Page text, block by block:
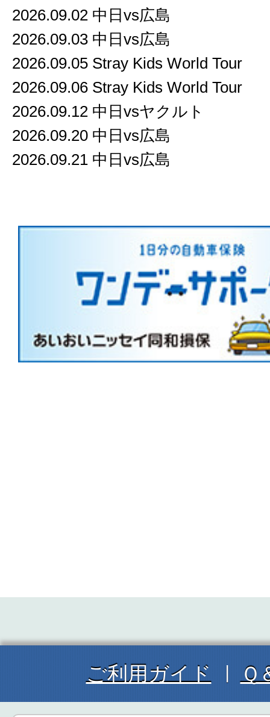
2026.09.02 中日vs広島
2026.09.03 中日vs広島
2026.09.05 Stray Kids World Tour
2026.09.06 Stray Kids World Tour
2026.09.12 中日vsヤクルト
2026.09.20 中日vs広島
2026.09.21 中日vs広島
ご利用ガイド Ｑ